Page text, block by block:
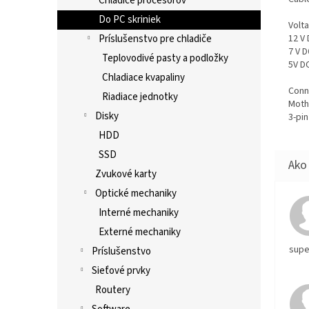
Do PC skriniek
Príslušenstvo pre chladiče
Teplovodivé pasty a podložky
Chladiace kvapaliny
Riadiace jednotky
Disky
HDD
SSD
Zvukové karty
Optické mechaniky
Interné mechaniky
Externé mechaniky
Príslušenstvo
Sieťové prvky
Routery
12 V
7 V
5V
3-